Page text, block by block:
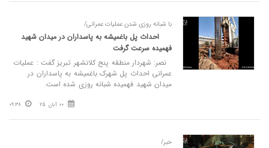
با شبانه روزی شدن عملیات عمرانی/
احداث پل باغمیشه به پاسداران در میدان شهید
فهمیده سرعت گرفت
نصر: شهردار منطقه پنج کلانشهر تبریز گفت : عملیات
عمرانی احداث پل شهرک باغمیشه به پاسداران در
میدان شهید فهمیده شبانه روزی شده است.
00 آبان 25 09:38
خبر/